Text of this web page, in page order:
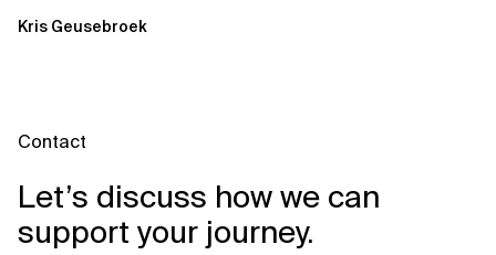
Kris Geusebroek
Contact
Let’s discuss how we can
support your journey.